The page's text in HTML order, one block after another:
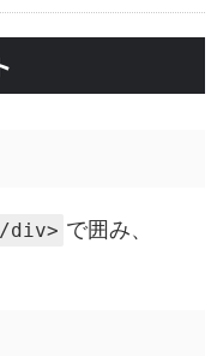
div> で囲み、